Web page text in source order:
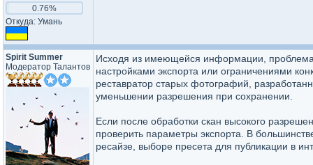
0.76%
Откуда: Умань
Spirit Summer
Модератор Талантов
Исходя из имеющейся информации,
настройками экспорта или ограничениями
реставратор старых фотографий,
уменьшении разрешения при сохранении.
Если после обработки скан высокого
проверить параметры экспорта. В
ресайзе, выборе пресета для публикации в